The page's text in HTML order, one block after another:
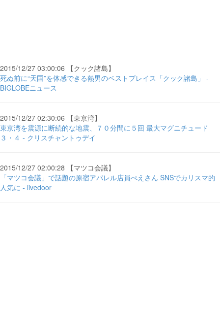
2015/12/27 03:00:06 【クック諸島】
死ぬ前に“天国”を体感できる熱男のベストプレイス「クック諸島」 -
BIGLOBEニュース
2015/12/27 02:30:06 【東京湾】
東京湾を震源に断続的な地震、７０分間に５回 最大マグニチュード
３・４ - クリスチャントゥデイ
2015/12/27 02:00:28 【マツコ会議】
「マツコ会議」で話題の原宿アパレル店員ぺえさん SNSでカリスマ的
人気に - livedoor